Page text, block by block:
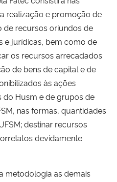
realização e promoção de
de recursos oriundos de
e jurídicas, bem como de
os recursos arrecadados
de bens de capital e de
às ações
do Husm e de grupos de
nas formas, quantidades
destinar recursos
devidamente
metodologia as demais